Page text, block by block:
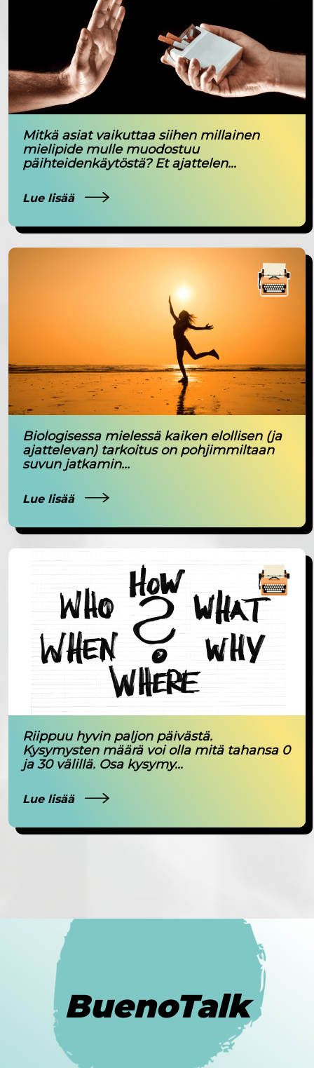
Mitkä asiat vaikuttaa siihen millainen
mielipide mulle muodostuu
päihteidenkäytöstä? Et ajattelen...
Lue lisää
Biologisessa mielessä kaiken elollisen (ja
ajattelevan) tarkoitus on pohjimmiltaan
suvun jatkamin...
Lue lisää
Riippuu hyvin paljon päivästä.
Kysymysten määrä voi olla mitä tahansa 0
ja 30 välillä. Osa kysymy...
Lue lisää
BuenoTalk